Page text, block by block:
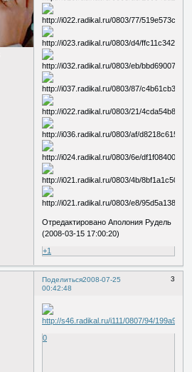
Отредактировано Аполония Рудель
(2008-03-15 17:00:20)
+1
Поделиться 3
2008-07-25
00:42:48
0